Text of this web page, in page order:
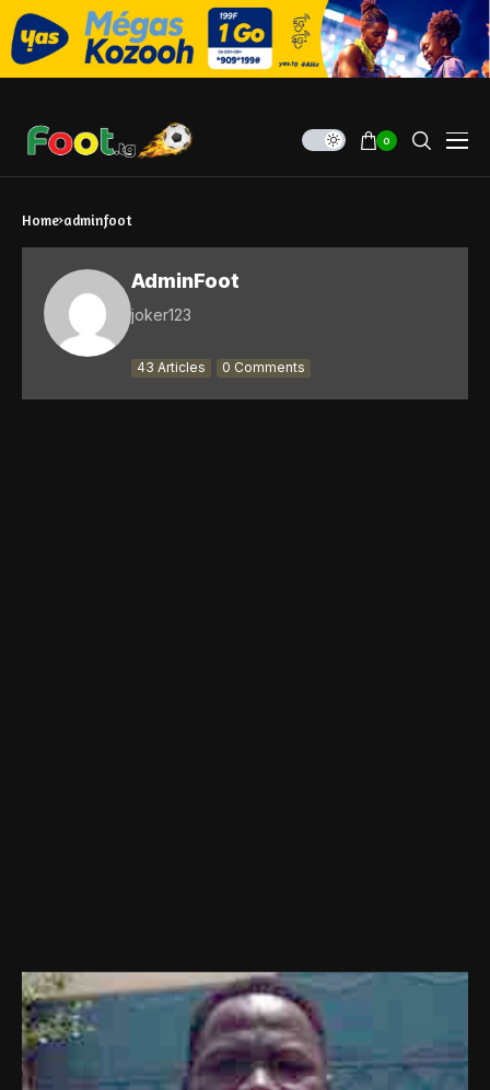
0
Home adminfoot
AdminFoot
joker123
43 Articles 0 Comments